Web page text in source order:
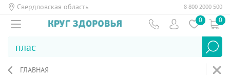
Свердловская область 8 800 2000 500
0 0
ГЛАВНАЯ